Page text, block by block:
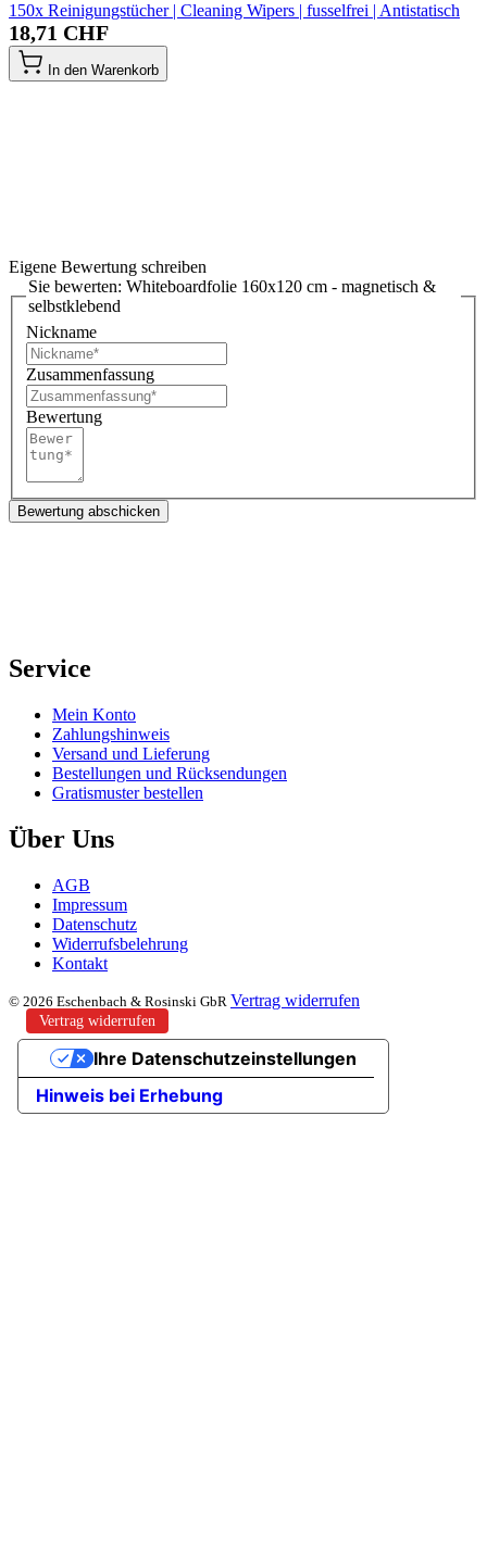
150x Reinigungstücher | Cleaning Wipers | fusselfrei | Antistatisch
18,71 CHF
In den Warenkorb
Eigene Bewertung schreiben
Sie bewerten: Whiteboardfolie 160x120 cm - magnetisch &
selbstklebend
Nickname
Zusammenfassung
Bewertung
Bewertung abschicken
Service
Mein Konto
Zahlungshinweis
Versand und Lieferung
Bestellungen und Rücksendungen
Gratismuster bestellen
Über Uns
AGB
Impressum
Datenschutz
Widerrufsbelehrung
Kontakt
© 2026 Eschenbach & Rosinski GbR Vertrag widerrufen
Vertrag widerrufen
Hinweis bei Erhebung
Ihre Datenschutzeinstellungen